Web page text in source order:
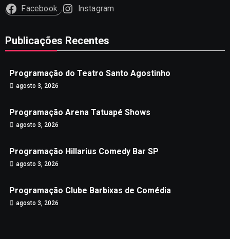
Facebook Instagram
Publicações Recentes
Programação do Teatro Santo Agostinho
agosto 3, 2026
Programação Arena Tatuapé Shows
agosto 3, 2026
Programação Hillarius Comedy Bar SP
agosto 3, 2026
Programação Clube Barbixas de Comédia
agosto 3, 2026